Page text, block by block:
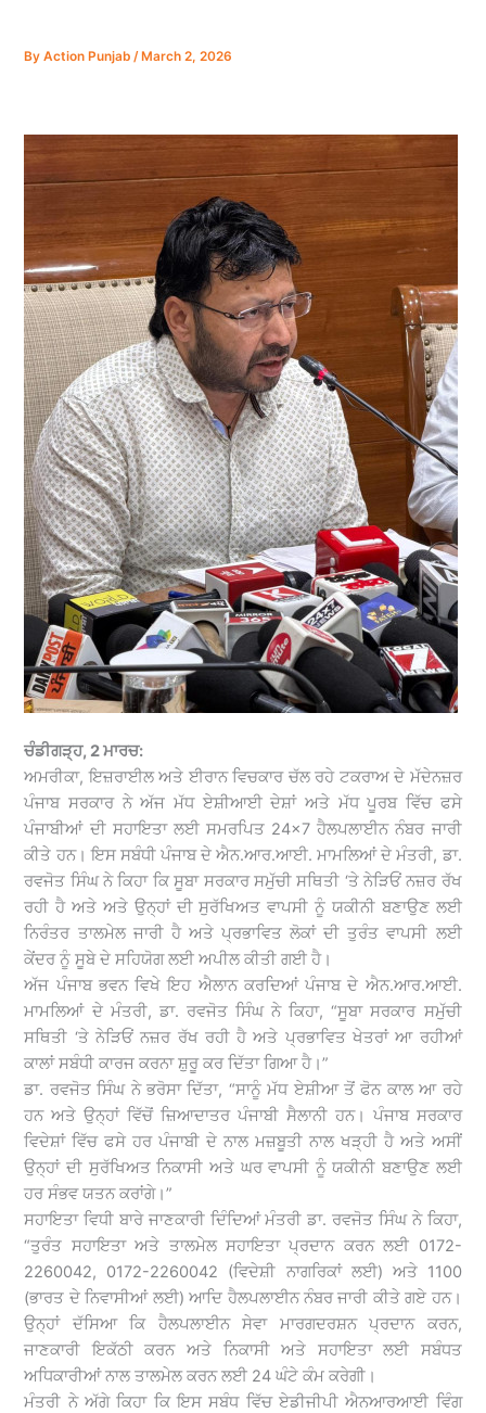
ByAction Punjab/ March 2, 2026
ਚੰਡੀਗੜ੍ਹ, 2 ਮਾਰਚ:
ਅਮਰੀਕਾ, ਇਜ਼ਰਾਈਲ ਅਤੇ ਈਰਾਨ ਵਿਚਕਾਰ ਚੱਲ ਰਹੇ ਟਕਰਾਅ ਦੇ ਮੱਦੇਨਜ਼ਰ
ਪੰਜਾਬ ਸਰਕਾਰ ਨੇ ਅੱਜ ਮੱਧ ਏਸ਼ੀਆਈ ਦੇਸ਼ਾਂ ਅਤੇ ਮੱਧ ਪੂਰਬ ਵਿੱਚ ਫਸੇ
ਪੰਜਾਬੀਆਂ ਦੀ ਸਹਾਇਤਾ ਲਈ ਸਮਰਪਿਤ 24×7 ਹੈਲਪਲਾਈਨ ਨੰਬਰ ਜਾਰੀ
ਕੀਤੇ ਹਨ। ਇਸ ਸਬੰਧੀ ਪੰਜਾਬ ਦੇ ਐਨ.ਆਰ.ਆਈ. ਮਾਮਲਿਆਂ ਦੇ ਮੰਤਰੀ, ਡਾ.
ਰਵਜੋਤ ਸਿੰਘ ਨੇ ਕਿਹਾ ਕਿ ਸੂਬਾ ਸਰਕਾਰ ਸਮੁੱਚੀ ਸਥਿਤੀ ‘ਤੇ ਨੇੜਿਓਂ ਨਜ਼ਰ ਰੱਖ
ਰਹੀ ਹੈ ਅਤੇ ਅਤੇ ਉਨ੍ਹਾਂ ਦੀ ਸੁਰੱਖਿਅਤ ਵਾਪਸੀ ਨੂੰ ਯਕੀਨੀ ਬਣਾਉਣ ਲਈ
ਨਿਰੰਤਰ ਤਾਲਮੇਲ ਜਾਰੀ ਹੈ ਅਤੇ ਪ੍ਰਭਾਵਿਤ ਲੋਕਾਂ ਦੀ ਤੁਰੰਤ ਵਾਪਸੀ ਲਈ
ਕੇਂਦਰ ਨੂੰ ਸੂਬੇ ਦੇ ਸਹਿਯੋਗ ਲਈ ਅਪੀਲ ਕੀਤੀ ਗਈ ਹੈ।
ਅੱਜ ਪੰਜਾਬ ਭਵਨ ਵਿਖੇ ਇਹ ਐਲਾਨ ਕਰਦਿਆਂ ਪੰਜਾਬ ਦੇ ਐਨ.ਆਰ.ਆਈ.
ਮਾਮਲਿਆਂ ਦੇ ਮੰਤਰੀ, ਡਾ. ਰਵਜੋਤ ਸਿੰਘ ਨੇ ਕਿਹਾ, “ਸੂਬਾ ਸਰਕਾਰ ਸਮੁੱਚੀ
ਸਥਿਤੀ ‘ਤੇ ਨੇੜਿਓਂ ਨਜ਼ਰ ਰੱਖ ਰਹੀ ਹੈ ਅਤੇ ਪ੍ਰਭਾਵਿਤ ਖੇਤਰਾਂ ਆ ਰਹੀਆਂ
ਕਾਲਾਂ ਸਬੰਧੀ ਕਾਰਜ ਕਰਨਾ ਸ਼ੁਰੂ ਕਰ ਦਿੱਤਾ ਗਿਆ ਹੈ।”
ਡਾ. ਰਵਜੋਤ ਸਿੰਘ ਨੇ ਭਰੋਸਾ ਦਿੱਤਾ, “ਸਾਨੂੰ ਮੱਧ ਏਸ਼ੀਆ ਤੋਂ ਫੋਨ ਕਾਲ ਆ ਰਹੇ
ਹਨ ਅਤੇ ਉਨ੍ਹਾਂ ਵਿੱਚੋਂ ਜ਼ਿਆਦਾਤਰ ਪੰਜਾਬੀ ਸੈਲਾਨੀ ਹਨ। ਪੰਜਾਬ ਸਰਕਾਰ
ਵਿਦੇਸ਼ਾਂ ਵਿੱਚ ਫਸੇ ਹਰ ਪੰਜਾਬੀ ਦੇ ਨਾਲ ਮਜ਼ਬੂਤੀ ਨਾਲ ਖੜ੍ਹੀ ਹੈ ਅਤੇ ਅਸੀਂ
ਉਨ੍ਹਾਂ ਦੀ ਸੁਰੱਖਿਅਤ ਨਿਕਾਸੀ ਅਤੇ ਘਰ ਵਾਪਸੀ ਨੂੰ ਯਕੀਨੀ ਬਣਾਉਣ ਲਈ
ਹਰ ਸੰਭਵ ਯਤਨ ਕਰਾਂਗੇ।”
ਸਹਾਇਤਾ ਵਿਧੀ ਬਾਰੇ ਜਾਣਕਾਰੀ ਦਿੰਦਿਆਂ ਮੰਤਰੀ ਡਾ. ਰਵਜੋਤ ਸਿੰਘ ਨੇ ਕਿਹਾ,
“ਤੁਰੰਤ ਸਹਾਇਤਾ ਅਤੇ ਤਾਲਮੇਲ ਸਹਾਇਤਾ ਪ੍ਰਦਾਨ ਕਰਨ ਲਈ 0172-
2260042, 0172-2260042 (ਵਿਦੇਸ਼ੀ ਨਾਗਰਿਕਾਂ ਲਈ) ਅਤੇ 1100
(ਭਾਰਤ ਦੇ ਨਿਵਾਸੀਆਂ ਲਈ) ਆਦਿ ਹੈਲਪਲਾਈਨ ਨੰਬਰ ਜਾਰੀ ਕੀਤੇ ਗਏ ਹਨ।
ਉਨ੍ਹਾਂ ਦੱਸਿਆ ਕਿ ਹੈਲਪਲਾਈਨ ਸੇਵਾ ਮਾਰਗਦਰਸ਼ਨ ਪ੍ਰਦਾਨ ਕਰਨ,
ਜਾਣਕਾਰੀ ਇਕੱਠੀ ਕਰਨ ਅਤੇ ਨਿਕਾਸੀ ਅਤੇ ਸਹਾਇਤਾ ਲਈ ਸਬੰਧਤ
ਅਧਿਕਾਰੀਆਂ ਨਾਲ ਤਾਲਮੇਲ ਕਰਨ ਲਈ 24 ਘੰਟੇ ਕੰਮ ਕਰੇਗੀ।
ਮੰਤਰੀ ਨੇ ਅੱਗੇ ਕਿਹਾ ਕਿ ਇਸ ਸਬੰਧ ਵਿੱਚ ਏਡੀਜੀਪੀ ਐਨਆਰਆਈ ਵਿੰਗ